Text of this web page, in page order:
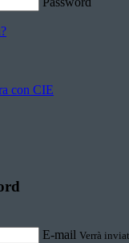
con CIE
E-mail Verrà